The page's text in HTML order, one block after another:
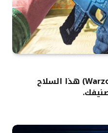
لماذا يستخدم محترفو (Warzone) هذا السلاح